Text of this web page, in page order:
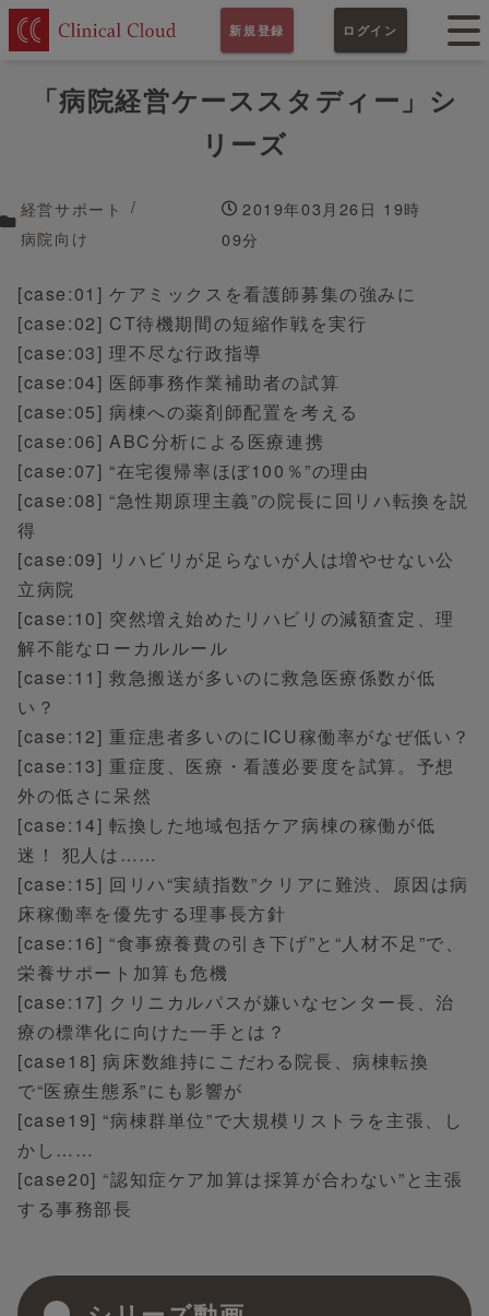
新規登録 ログイン
「病院経営ケーススタディー」シ
リーズ
経営サポート
病院向け
2019年03月26日 19時
09分
[case:01] ケアミックスを看護師募集の強みに
[case:02] CT待機期間の短縮作戦を実行
[case:03] 理不尽な行政指導
[case:04] 医師事務作業補助者の試算
[case:05] 病棟への薬剤師配置を考える
[case:06] ABC分析による医療連携
[case:07] “在宅復帰率ほぼ100％”の理由
[case:08] “急性期原理主義”の院長に回リハ転換を説
得
[case:09] リハビリが足らないが人は増やせない公
立病院
[case:10] 突然増え始めたリハビリの減額査定、理
解不能なローカルルール
[case:11] 救急搬送が多いのに救急医療係数が低
い？
[case:12] 重症患者多いのにICU稼働率がなぜ低い？
[case:13] 重症度、医療・看護必要度を試算。予想
外の低さに呆然
[case:14] 転換した地域包括ケア病棟の稼働が低
迷！ 犯人は……
[case:15] 回リハ“実績指数”クリアに難渋、原因は病
床稼働率を優先する理事長方針
[case:16] “食事療養費の引き下げ”と“人材不足”で、
栄養サポート加算も危機
[case:17] クリニカルパスが嫌いなセンター長、治
療の標準化に向けた一手とは？
[case18] 病床数維持にこだわる院長、病棟転換
で“医療生態系”にも影響が
[case19] “病棟群単位”で大規模リストラを主張、し
かし……
[case20] “認知症ケア加算は採算が合わない”と主張
する事務部長